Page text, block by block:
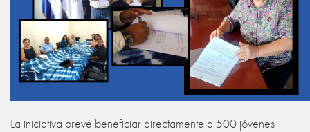
La iniciativa prevé beneficiar directamente a 500 jóvenes